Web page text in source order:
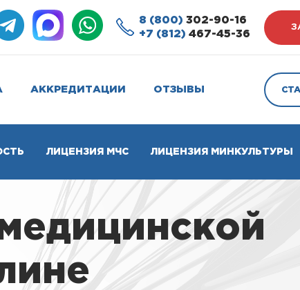
8 (800) 302-90-16
+7 (812) 467-45-36
АККРЕДИТАЦИИ ОТЗЫВЫ
ЛИЦЕНЗИЯ МЧС ЛИЦЕНЗИЯ МИНКУЛЬТУРЫ